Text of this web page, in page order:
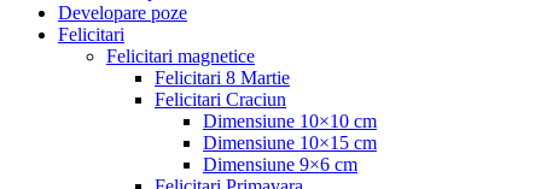
Developare poze
Felicitari
Felicitari magnetice
Felicitari 8 Martie
Felicitari Craciun
Dimensiune 10×10 cm
Dimensiune 10×15 cm
Dimensiune 9×6 cm